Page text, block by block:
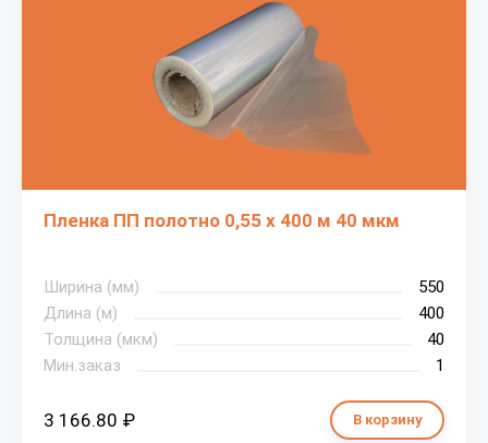
Пленка ПП полотно 0,55 х 400 м 40 мкм
Ширина (мм)
550
Длина (м)
400
Толщина (мкм)
40
Мин.заказ
1
3 166.80 ₽ В корзину